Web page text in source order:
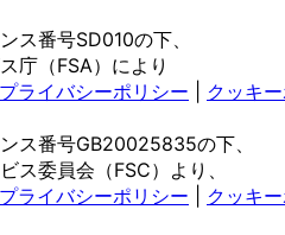
ス番号SD010の下、
庁 （FSA）により
プライバシーポリシー
クッキ
ス番号GB20025835の下、
ス委員会 （FSC）より、
プライバシーポリシー
クッキ